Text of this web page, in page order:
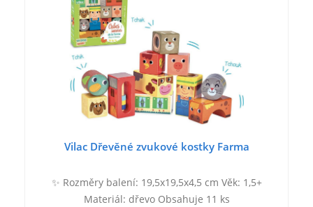
Vilac Dřevěné zvukové kostky Farma
✨ Rozměry balení: 19,5x19,5x4,5 cm Věk: 1,5+
Materiál: dřevo Obsahuje 11 ks